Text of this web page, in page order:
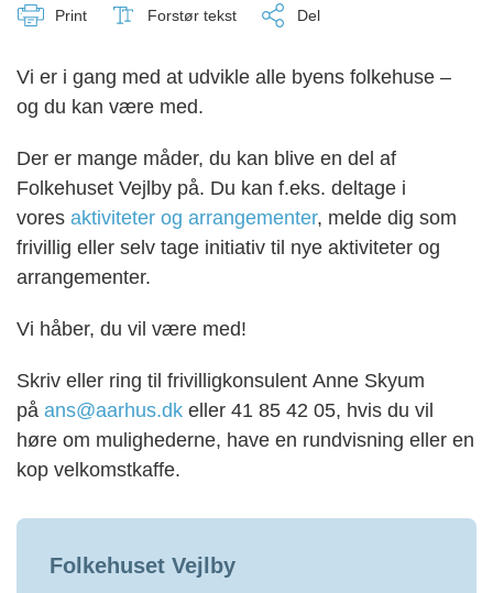
Print Forstør tekst Del
Vi er i gang med at udvikle alle byens folkehuse –
og du kan være med.
Der er mange måder, du kan blive en del af
Folkehuset Vejlby på. Du kan f.eks. deltage i
vores aktiviteter og arrangementer, melde dig som
frivillig eller selv tage initiativ til nye aktiviteter og
arrangementer.
Vi håber, du vil være med!
Skriv eller ring til frivilligkonsulent Anne Skyum
på ans@aarhus.dk eller 41 85 42 05, hvis du vil
høre om mulighederne, have en rundvisning eller en
kop velkomstkaffe.
Folkehuset Vejlby